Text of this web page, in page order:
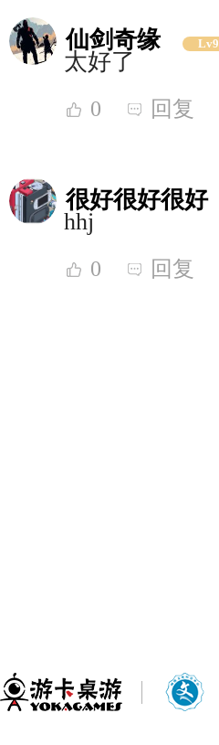
仙剑奇缘 Lv9
太好了
0 回复
很好很好很好
hhj
0 回复